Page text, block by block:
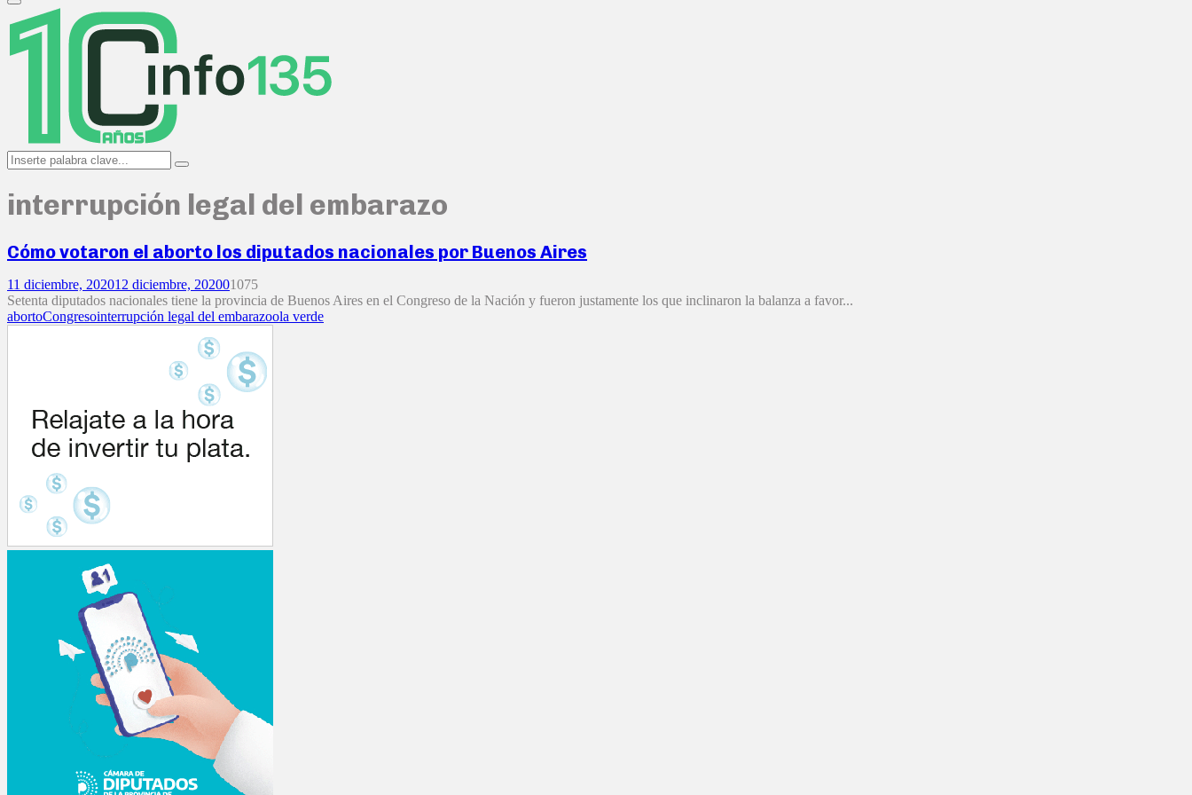
Primary
Menu
Search
for:
Search
interrupción legal del embarazo
Cómo votaron el aborto los diputados nacionales por Buenos Aires
11 diciembre, 202012 diciembre, 202001075
Setenta diputados nacionales tiene la provincia de Buenos Aires en el Congreso de la Nación y fueron justamente los que inclinaron la balanza a favor...
abortoCongresointerrupción legal del embarazoola verde